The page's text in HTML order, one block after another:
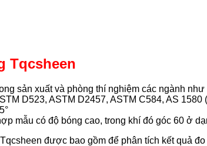
Tqcsheen
sản xuất và phòng thí nghiệm các ngành
D523, ASTM D2457, ASTM C584, AS
mẫu có độ bóng cao, trong khí đó góc 60 ở
được bao gồm để phân tích kết quả